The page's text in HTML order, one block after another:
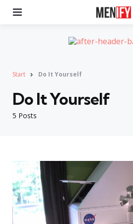
Start Do It Yourself
5 Posts
Do It Yourself